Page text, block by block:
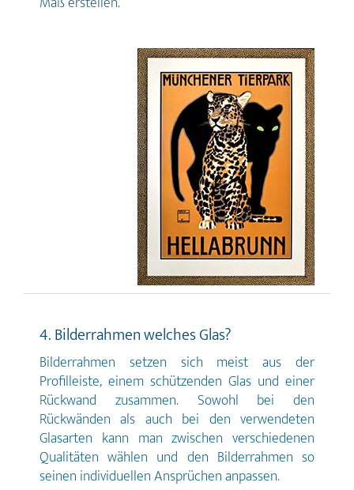
4. Bilderrahmen welches Glas?
Bilderrahmen setzen sich meist aus der
Profilleiste, einem schützenden Glas und einer
Rückwand zusammen. Sowohl bei den
Rückwänden als auch bei den verwendeten
Glasarten kann man zwischen verschiedenen
Qualitäten wählen und den Bilderrahmen so
seinen individuellen Ansprüchen anpassen.